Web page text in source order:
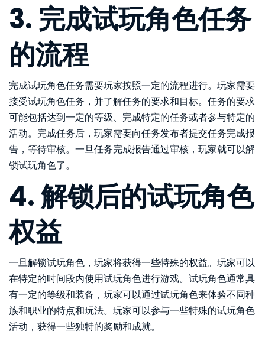
3. 完成试玩角色任务
的流程
完成试玩角色任务需要玩家按照一定的流程进行。玩家需要
接受试玩角色任务，并了解任务的要求和目标。任务的要求
可能包括达到一定的等级、完成特定的任务或者参与特定的
活动。完成任务后，玩家需要向任务发布者提交任务完成报
告，等待审核。一旦任务完成报告通过审核，玩家就可以解
锁试玩角色了。
4. 解锁后的试玩角色
权益
一旦解锁试玩角色，玩家将获得一些特殊的权益。玩家可以
在特定的时间段内使用试玩角色进行游戏。试玩角色通常具
有一定的等级和装备，玩家可以通过试玩角色来体验不同种
族和职业的特点和玩法。玩家可以参与一些特殊的试玩角色
活动，获得一些独特的奖励和成就。